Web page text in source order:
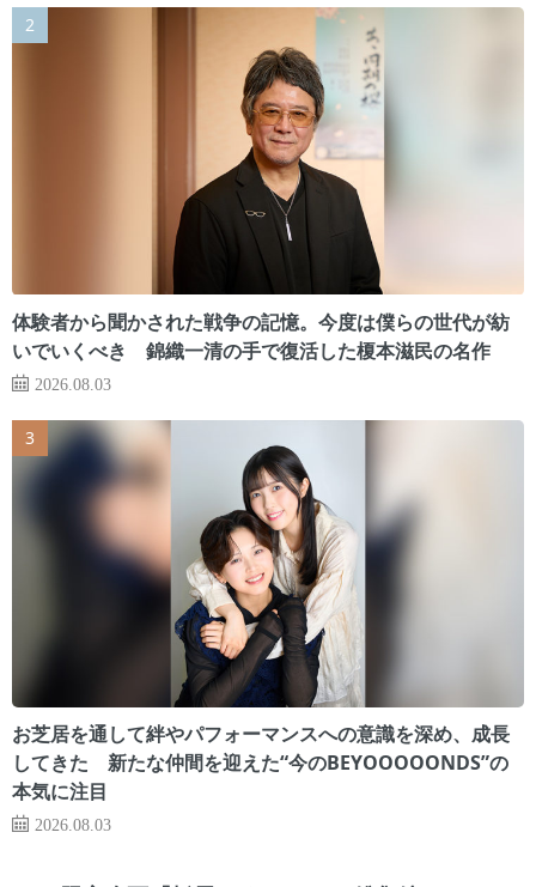
体験者から聞かされた戦争の記憶。今度は僕らの世代が紡
いでいくべき 錦織一清の手で復活した榎本滋民の名作
2026.08.03
お芝居を通して絆やパフォーマンスへの意識を深め、成長
してきた 新たな仲間を迎えた“今のBEYOOOOONDS”の
本気に注目
2026.08.03